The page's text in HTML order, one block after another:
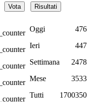
Oggi
476
Ieri
447
Settimana
2478
Mese
3533
Tutti
1700350